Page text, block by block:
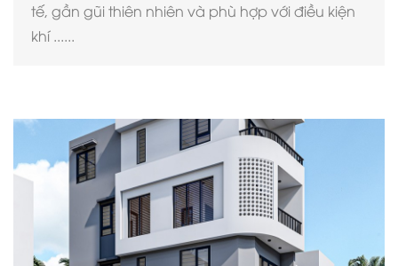
tế, gần gũi thiên nhiên và phù hợp với điều kiện
khí ......